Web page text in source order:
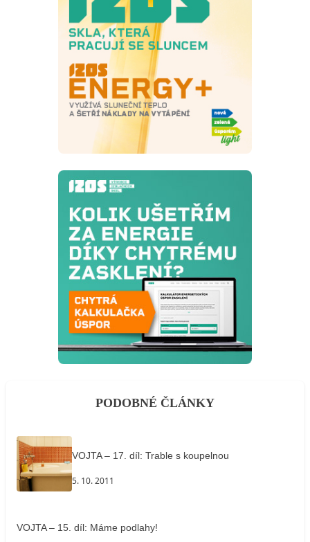
PODOBNÉ ČLÁNKY
VOJTA – 17. díl: Trable s koupelnou
5. 10. 2011
VOJTA – 15. díl: Máme podlahy!